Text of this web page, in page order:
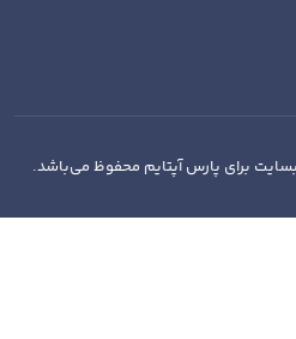
برای پارس آپتایم محفوظ می‌باشد.